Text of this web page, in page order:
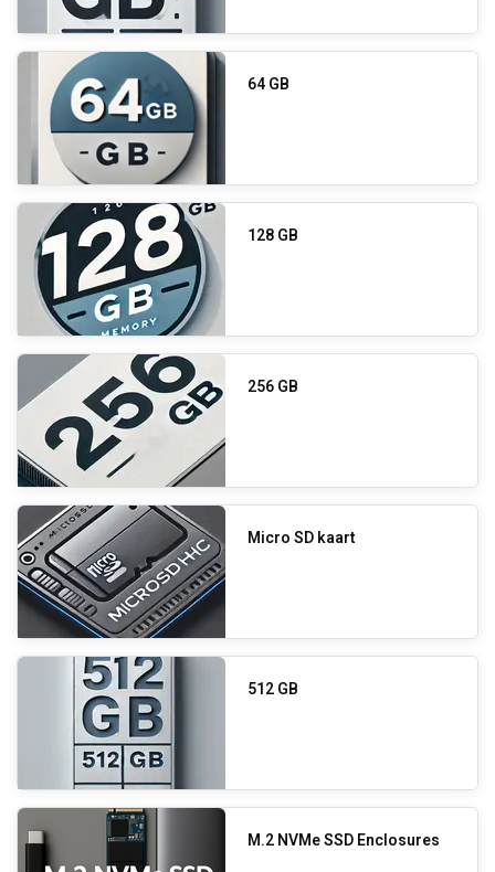
64 GB
128 GB
256 GB
Micro SD kaart
512 GB
M.2 NVMe SSD Enclosures